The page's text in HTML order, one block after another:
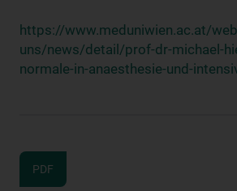
https://www.meduniwien.ac.at/
uns/news/detail/prof-dr-michael-
normale-in-anaesthesie-und-
PDF